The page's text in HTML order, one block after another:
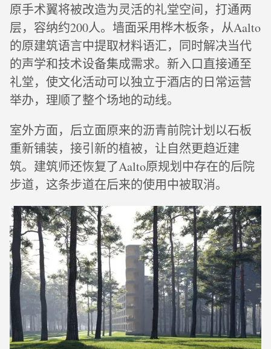
原手术翼将被改造为灵活的礼堂空间，打通两
层，容纳约200人。墙面采用桦木板条，从Aalto
的原建筑语言中提取材料语汇，同时解决当代
的声学和技术设备集成需求。新入口直接通至
礼堂，使文化活动可以独立于酒店的日常运营
举办，理顺了整个场地的动线。
室外方面，后立面原来的沥青前院计划以石板
重新铺装，接引新的植被，让自然更趋近建
筑。建筑师还恢复了Aalto原规划中存在的后院
步道，这条步道在后来的使用中被取消。